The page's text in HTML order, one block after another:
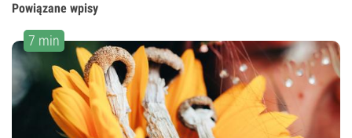
Powiązane wpisy
7 min